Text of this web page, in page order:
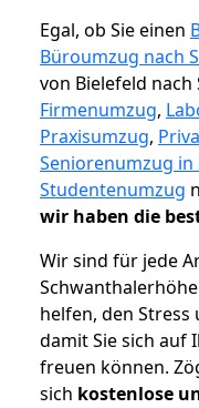
Egal, ob Sie einen
Büroumzug nach
von Bielefeld
Firmenumzug,
Praxisumzug,
Seniorenumzug in
Studentenumzug
wir haben die
Wir sind für jede
helfen, den
damit Sie sich auf
freuen können.
sich kostenlose